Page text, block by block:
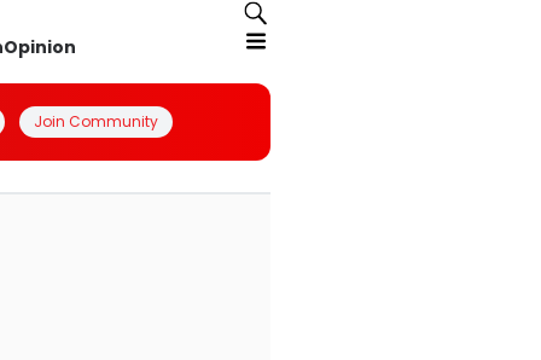
Opinion
Join Community